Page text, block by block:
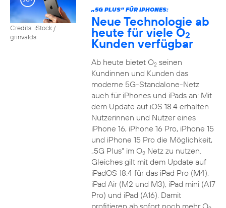
Credits: iStock /
grinvalds
„5G PLUS“ FÜR IPHONES:
Neue Technologie ab
heute für viele O2
Kunden verfügbar
Ab heute bietet O2seinen
Kundinnen und Kunden das
moderne 5G-Standalone-Netz
auch für iPhones und iPads an: Mit
dem Update auf iOS 18.4 erhalten
Nutzerinnen und Nutzer eines
iPhone 16, iPhone 16 Pro, iPhone 15
und iPhone 15 Pro die Möglichkeit,
„5G Plus“ im O2Netz zu nutzen.
Gleiches gilt mit dem Update auf
iPadOS 18.4 für das iPad Pro (M4),
iPad Air (M2 und M3), iPad mini (A17
Pro) und iPad (A16). Damit
profitieren ab sofort noch mehr O